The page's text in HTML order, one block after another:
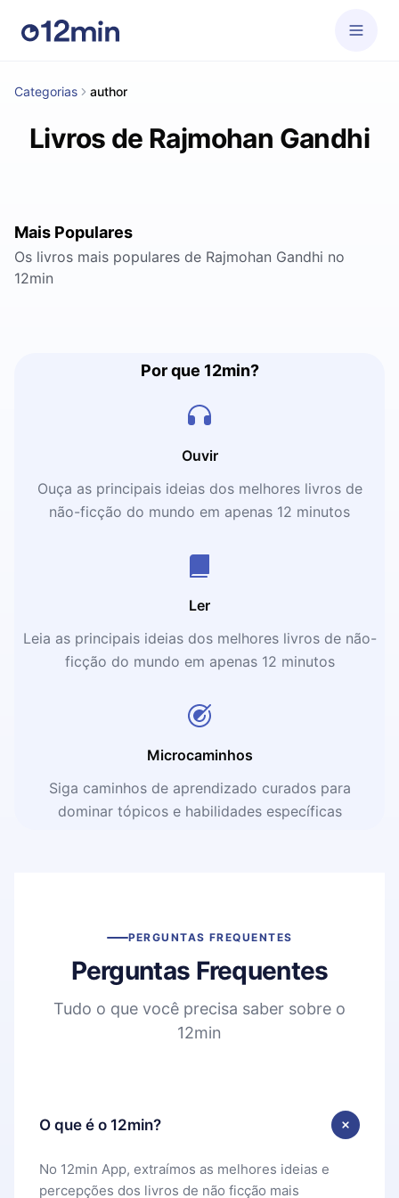
Categorias author
Livros de Rajmohan Gandhi
Mais Populares
Os livros mais populares de Rajmohan Gandhi no
12min
Por que 12min?
Ouvir
Ouça as principais ideias dos melhores livros de
não-ficção do mundo em apenas 12 minutos
Ler
Leia as principais ideias dos melhores livros de não-
ficção do mundo em apenas 12 minutos
Microcaminhos
Siga caminhos de aprendizado curados para
dominar tópicos e habilidades específicas
PERGUNTAS FREQUENTES
Perguntas Frequentes
Tudo o que você precisa saber sobre o
12min
O que é o 12min?
No 12min App, extraímos as melhores ideias e
percepções dos livros de não ficção mais